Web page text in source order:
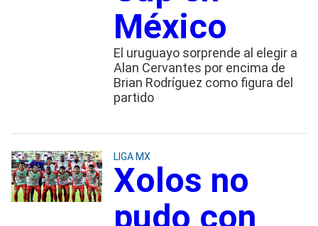
México
El uruguayo sorprende al elegir a
Alan Cervantes por encima de
Brian Rodríguez como figura del
partido
LIGA MX
Xolos no
pudo con